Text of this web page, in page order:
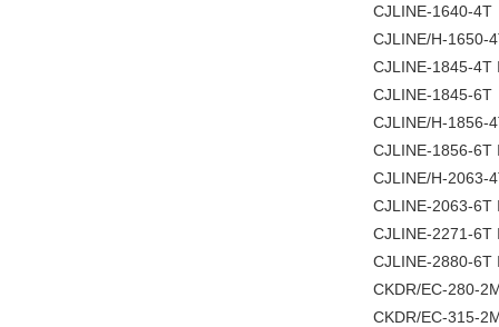
CJLINE-1640-4T
CJLINE/H-1650-
CJLINE-1845-4T
CJLINE-1845-6T
CJLINE/H-1856-
CJLINE-1856-6T
CJLINE/H-2063-
CJLINE-2063-6T
CJLINE-2271-6T
CJLINE-2880-6T
CKDR/EC-280-
CKDR/EC-315-